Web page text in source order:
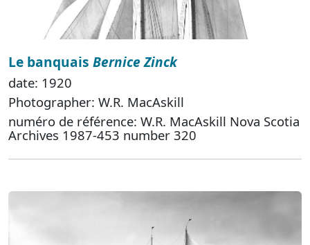
Le banquais Bernice Zinck
date: 1920
Photographer: W.R. MacAskill
numéro de référence: W.R. MacAskill Nova Scotia
Archives 1987-453 number 320